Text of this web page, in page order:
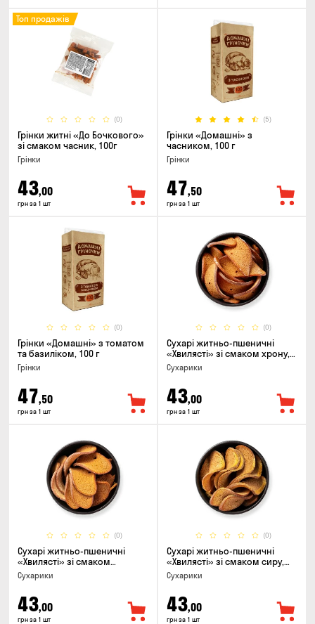
(0)
Топ продажів
Грінки житні «До Бочкового»
зі смаком часник, 100г
Грінки
43,00
грн за 1 шт
(5)
Грінки «Домашні» з
часником, 100 г
Грінки
47,50
грн за 1 шт
(0)
Грінки «Домашні» з томатом
та базиліком, 100 г
Грінки
47,50
грн за 1 шт
(0)
Сухарі житньо-пшеничні
«Хвилясті» зі смаком хрону,
75г
Сухарики
43,00
грн за 1 шт
(0)
Сухарі житньо-пшеничні
«Хвилясті» зі смаком
часнику, 75г
Сухарики
43,00
грн за 1 шт
(0)
Сухарі житньо-пшеничні
«Хвилясті» зі смаком сиру,
75г
Сухарики
43,00
грн за 1 шт